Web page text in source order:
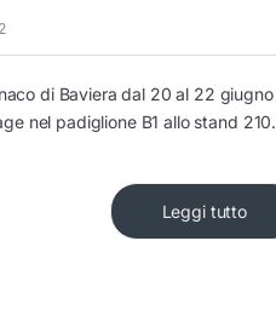
di Baviera dal 20 al 22 giugno
nel padiglione B1 allo stand 210.
Leggi tutto